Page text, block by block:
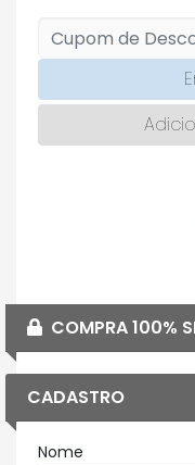
CADASTRO
Nome
COMPRA 100%